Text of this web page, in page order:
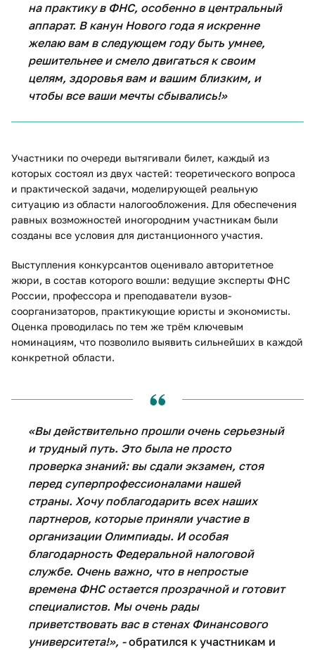
на практику в ФНС, особенно в центральный
аппарат. В канун Нового года я искренне
желаю вам в следующем году быть умнее,
решительнее и смело двигаться к своим
целям, здоровья вам и вашим близким, и
чтобы все ваши мечты сбывались!»
Участники по очереди вытягивали билет, каждый из
которых состоял из двух частей: теоретического вопроса
и практической задачи, моделирующей реальную
ситуацию из области налогообложения. Для обеспечения
равных возможностей иногородним участникам были
созданы все условия для дистанционного участия.
Выступления конкурсантов оценивало авторитетное
жюри, в состав которого вошли: ведущие эксперты ФНС
России, профессора и преподаватели вузов-
соорганизаторов, практикующие юристы и экономисты.
Оценка проводилась по тем же трём ключевым
номинациям, что позволило выявить сильнейших в каждой
конкретной области.
«Вы действительно прошли очень серьезный
и трудный путь. Это была не просто
проверка знаний: вы сдали экзамен, стоя
перед суперпрофессионалами нашей
страны. Хочу поблагодарить всех наших
партнеров, которые приняли участие в
организации Олимпиады. И особая
благодарность Федеральной налоговой
службе. Очень важно, что в непростые
времена ФНС остается прозрачной и готовит
специалистов. Мы очень рады
приветствовать вас в стенах Финансового
университета!», -обратился к участникам и